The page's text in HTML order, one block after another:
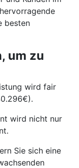
besten
um zu
wird fair
wird nicht nur
Sie sich eine